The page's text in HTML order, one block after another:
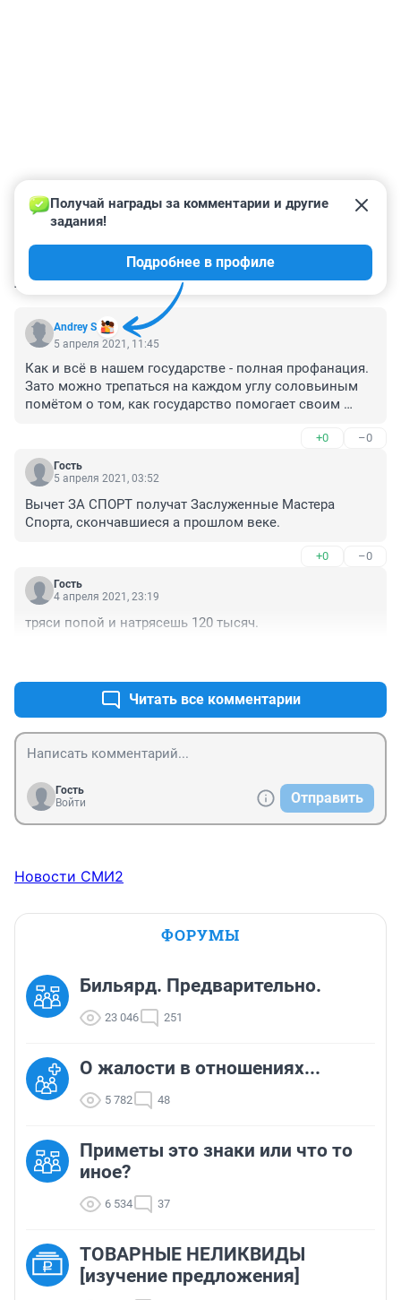
КОММЕНТАРИИ 82
Andrey S
Получай награды за комментарии и другие
задания!
Подробнее в профиле
5 апреля 2021, 11:45
Как и всё в нашем государстве - полная профанация.
Зато можно трепаться на каждом углу соловьиным
помётом о том, как государство помогает своим
+0 –0
Гость
5 апреля 2021, 03:52
Вычет ЗА СПОРТ получат Заслуженные Мастера
Спорта, скончавшиеся а прошлом веке.
+0 –0
Гость
4 апреля 2021, 23:19
тряси попой и натрясешь 120 тысяч.
Читать все комментарии
Гость
Войти
Отправить
Новости СМИ2
ФОРУМЫ
Бильярд. Предварительно.
23 046 251
О жалости в отношениях...
5 782 48
Приметы это знаки или что то
иное?
6 534 37
ТОВАРНЫЕ НЕЛИКВИДЫ
[изучение предложения]